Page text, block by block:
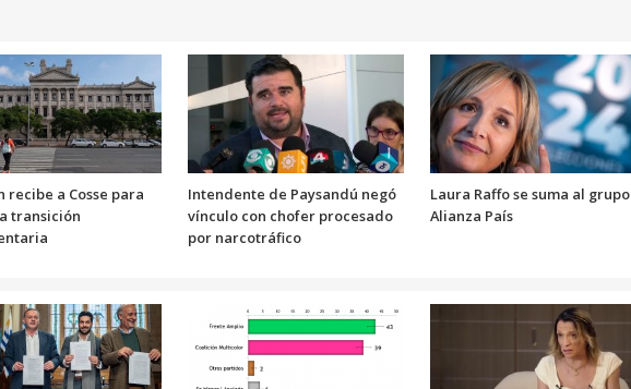
recibe a Cosse para
transición
Intendente de Paysandú negó
vínculo con chofer procesado
por narcotráfico
Laura Raffo se suma al grupo
Alianza País